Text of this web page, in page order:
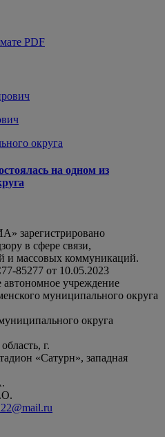
PDF
округа
на одном из
зарегистрировано
в сфере связи,
и массовых коммуникаций.
85277 от 10.05.2023
учреждение
муниципального округа
округа
г.
«Сатурн», западная